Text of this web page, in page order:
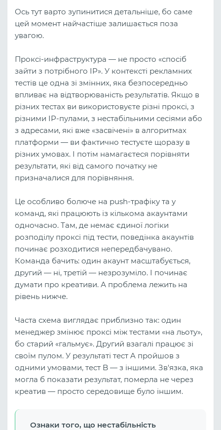
Ось тут варто зупинитися детальніше, бо саме
цей момент найчастіше залишається поза
увагою.
Проксі-инфраструктура — не просто «спосіб
зайти з потрібного IP». У контексті рекламних
тестів це одна зі змінних, яка безпосередньо
впливає на відтворюваність результатів. Якщо в
різних тестах ви використовуєте різні проксі, з
різними IP-пулами, з нестабільними сесіями або
з адресами, які вже «засвічені» в алгоритмах
платформи — ви фактично тестуєте щоразу в
різних умовах. І потім намагаєтеся порівняти
результати, які від самого початку не
призначалися для порівняння.
Це особливо болюче на push-трафіку та у
команд, які працюють із кількома акаунтами
одночасно. Там, де немає єдиної логіки
розподілу проксі під тести, поведінка акаунтів
починає розходитися непередбачувано.
Команда бачить: один акаунт масштабується,
другий — ні, третій — незрозуміло. І починає
думати про креативи. А проблема лежить на
рівень нижче.
Часта схема виглядає приблизно так: один
менеджер змінює проксі між тестами «на льоту»,
бо старий «гальмує». Другий взагалі працює зі
своїм пулом. У результаті тест A пройшов з
одними умовами, тест B — з іншими. Зв'язка, яка
могла б показати результат, померла не через
креатив — просто середовище було іншим.
Ознаки того, що нестабільність